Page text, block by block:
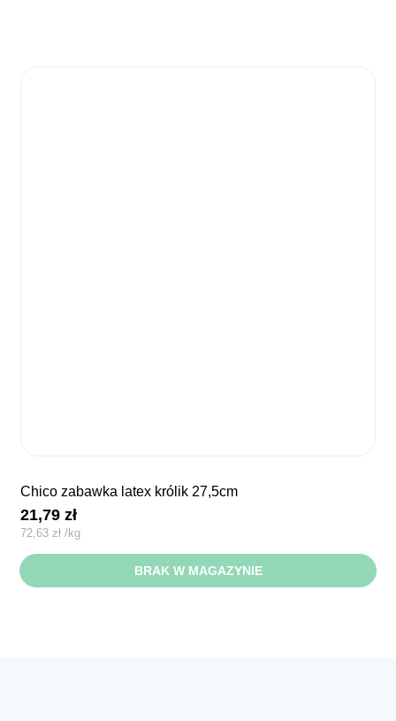
chico zabawka latex królik 27,5cm
21,79zł
72,63zł /kg
BRAK W MAGAZYNIE